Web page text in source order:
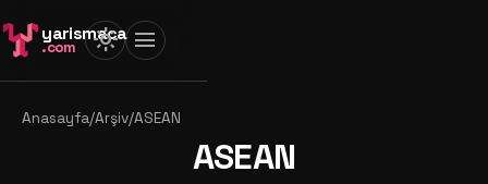
yarismaca
.com light_mode menu
Anasayfa/Arşiv/ASEAN
ASEAN